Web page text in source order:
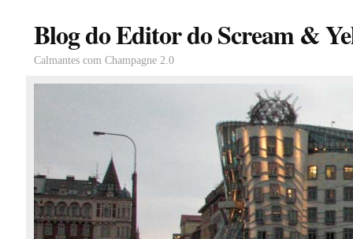
Blog do Editor do Scream &
Calmantes com Champagne 2.0